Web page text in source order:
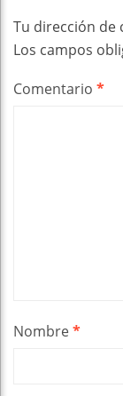
Tu dirección de
Los campos
Comentario *
Nombre*